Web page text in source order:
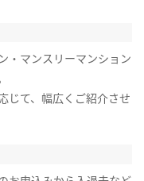
・マンスリーマンション
じて、幅広くご紹介させ